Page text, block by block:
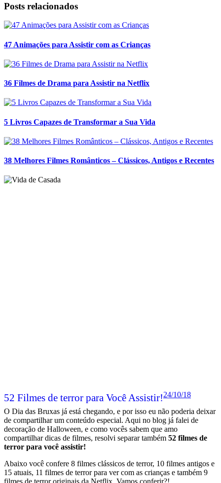
Posts relacionados
47 Animações para Assistir com as Crianças
36 Filmes de Drama para Assistir na Netflix
5 Livros Capazes de Transformar a Sua Vida
38 Melhores Filmes Românticos – Clássicos, Antigos e Recentes
52 Filmes de terror para Você Assistir!24/10/18
O Dia das Bruxas já está chegando, e por isso eu não poderia deixar
de compartilhar um conteúdo especial. Aqui no blog já falei de
decoração de Halloween, e como vocês sabem que amo
compartilhar dicas de filmes, resolvi separar também 52 filmes de
terror para você assistir!
Abaixo você confere 8 filmes clássicos de terror, 10 filmes antigos e
15 atuais, 11 filmes de terror para ver com as crianças e também 9